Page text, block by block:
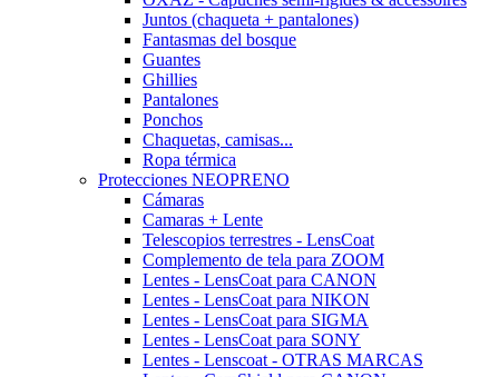
Juntos (chaqueta + pantalones)
Fantasmas del bosque
Guantes
Ghillies
Pantalones
Ponchos
Chaquetas, camisas...
Ropa térmica
Protecciones NEOPRENO
Cámaras
Camaras + Lente
Telescopios terrestres - LensCoat
Complemento de tela para ZOOM
Lentes - LensCoat para CANON
Lentes - LensCoat para NIKON
Lentes - LensCoat para SIGMA
Lentes - LensCoat para SONY
Lentes - Lenscoat - OTRAS MARCAS